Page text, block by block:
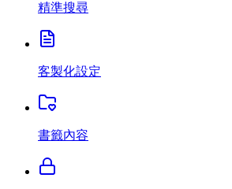
精準搜尋
客製化設定
書籤內容